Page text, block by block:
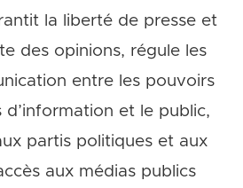
la liberté de presse et
des opinions, régule les
entre les pouvoirs
d’information et le public,
partis politiques et aux
aux médias publics